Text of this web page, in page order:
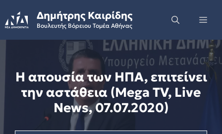
to
content
Δημήτρης Καιρίδης
Βουλευτής Βόρειου Τομέα Αθήνας
Η απουσία των ΗΠΑ, επιτείνει
την αστάθεια (Mega TV, Live
News, 07.07.2020)